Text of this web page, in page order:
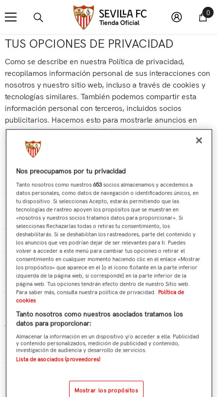
00
TUS OPCIONES DE PRIVACIDAD
Como se describe en nuestra Política de privacidad,
recopilamos información personal de sus interacciones con
nosotros y nuestro sitio web, incluso a través de cookies y
tecnologías similares. También podemos compartir esta
información personal con terceros, incluidos socios
publicitarios. Hacemos esto para mostrarle anuncios en
otros sitios web que sean más relevantes para sus intereses
y por otros motivos que se describen en nuestra Política de
privacidad.
Compartir información personal para realizar publicidad
dirigida en función de su interacción en diferentes sitios
web puede considerarse “venta”, “intercambio” o
“publicidad dirigida” según determinadas leyes de
privacidad de los estados de EE. UU. En función de dónde
viva, puede tener derecho a darse de baja de estas
actividades. Si desea ejercer este derecho a la baja
voluntaria, siga las instrucciones a continuación.
Si visita nuestro sitio web con la señal de preferencia de
darse de baja del Control Global de Privacidad activada,
trataremos esto, según su ubicación, como una solicitud
para darse de baja de la actividad que pueda considerarse
una “venta” o “intercambio” de información personal.
También lo trataremos como una solicitud de baja de otros
usos que puedan considerarse publicidad dirigida para el
dispositivo y navegador que utilizó al visitar nuestro sitio
web.
Para darse de baja de la “venta” o “intercambio” de la
información personal recopilada mediante cookies y otros
Nos preocupamos por tu privacidad
Tanto nosotros como nuestros653socios almacenamos y accedemos a
datos personales, como datos de navegación o identificadores únicos, en
tu dispositivo. Si seleccionas Acepto, estarás permitiendo que las
tecnologías de rastreo apoyen los propósitos que se muestran en
«nosotros y nuestros socios tratamos datos para proporcionar». Si
seleccionas Rechazarlas todas o retiras tu consentimiento, los
deshabilitarás. Si se deshabilitan los rastreadores, parte del contenido y
los anuncios que ves podrían dejar de ser relevantes para ti. Puedes
volver a acceder a este menú para cambiar tus opciones o retirar el
consentimiento en cualquier momento haciendo clic en el enlace «Mostrar
los propósitos» que aparece en el [o el ícono flotante en la parte inferior
izquierda de la página web, si corresponde] en la parte inferior de la
página web. Tus opciones tendrán efecto dentro de nuestro Sitio web.
Para saber más, consulta nuestra política de privacidad. Política de
cookies
Tanto nosotros como nuestros asociados tratamos los
datos para proporcionar:
Almacenar la información en un dispositivo y/o acceder a ella. Publicidad
y contenido personalizados, medición de publicidad y contenido,
investigación de audiencia y desarrollo de servicios.
Lista de asociados (proveedores)
Mostrar los propósitos